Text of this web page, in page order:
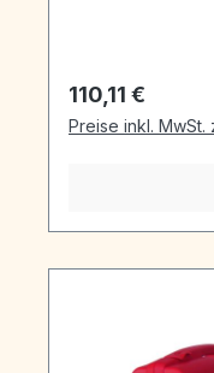
Regulärer Preis:
110,11 €
Preise inkl.